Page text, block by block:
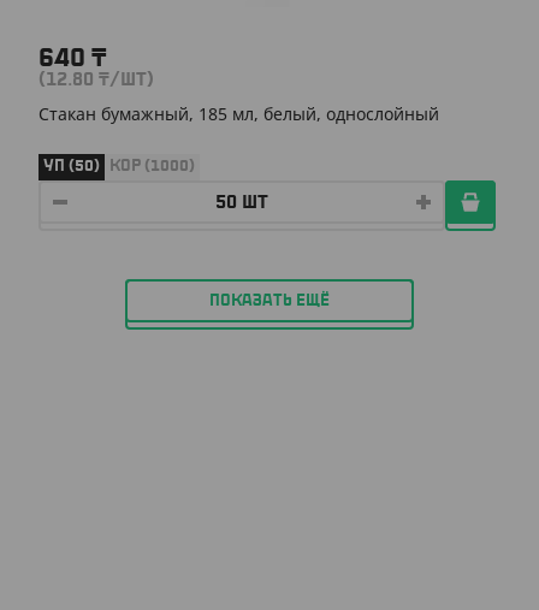
640 ₸
(12.80 ₸/ШТ)
Стакан бумажный, 185 мл, белый, однослойный
УП (50) КОР (1000)
ПОКАЗАТЬ ЕЩЁ